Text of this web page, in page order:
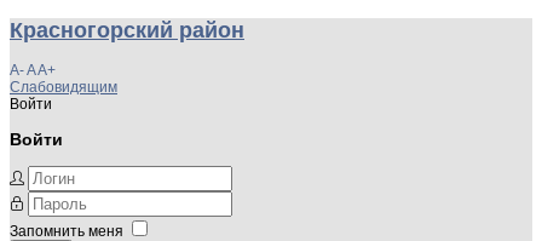
Красногорский район
A-AA+
Слабовидящим
Войти
Войти
Запомнить меня